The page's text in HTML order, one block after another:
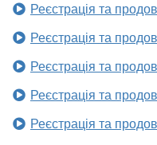
Реєстрація та
Реєстрація та
Реєстрація та
Реєстрація та
Реєстрація та